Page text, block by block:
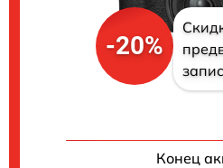
-20%
Конец